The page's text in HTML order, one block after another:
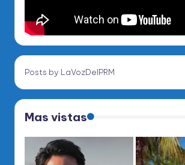
Posts by LaVozDelPRM
Mas vistas